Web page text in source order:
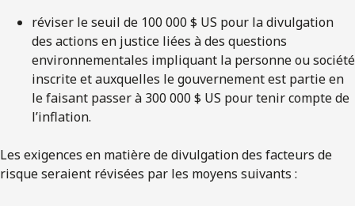
réviser le seuil de 100 000 $ US pour la divulgation
des actions en justice liées à des questions
environnementales impliquant la personne ou société
inscrite et auxquelles le gouvernement est partie en
le faisant passer à 300 000 $ US pour tenir compte de
l’inflation.
Les exigences en matière de divulgation des facteurs de
risque seraient révisées par les moyens suivants :